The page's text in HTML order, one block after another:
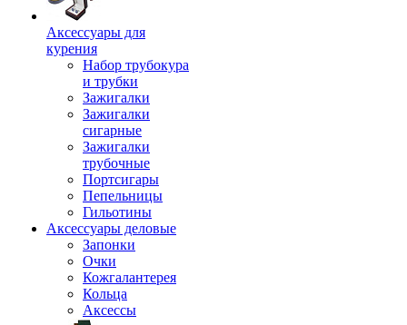
Аксессуары для
курения
Набор трубокура
и трубки
Зажигалки
Зажигалки
сигарные
Зажигалки
трубочные
Портсигары
Пепельницы
Гильотины
Аксессуары деловые
Запонки
Очки
Кожгалантерея
Кольца
Аксессы